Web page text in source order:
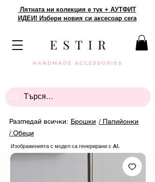
Лятната ни колекция е тук + АУТФИТ
ИДЕИ! Избери новия си аксесоар сега
E S T I R
Разгледай всички: Брошки / Папийонки
/ Обеци
Изображенията с модел са генерирани с AI.